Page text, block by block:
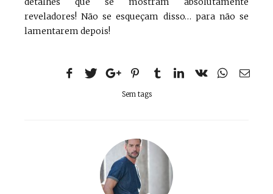
reveladores! Não se esqueçam disso… para não se
lamentarem depois!
Sem tags